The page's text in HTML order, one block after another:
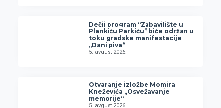
Dečji program “Zabavilište u
Plankiću Parkiću” biće održan u
toku gradske manifestacije
„Dani piva“
5. avgust 2026.
Otvaranje izložbe Momira
Kneževića „Osvežavanje
memorije“
5. avgust 2026.